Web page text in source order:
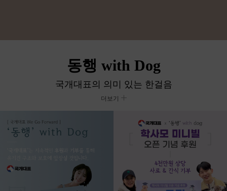
동행 with Dog
국개대표의 의미 있는 한걸음
더보기